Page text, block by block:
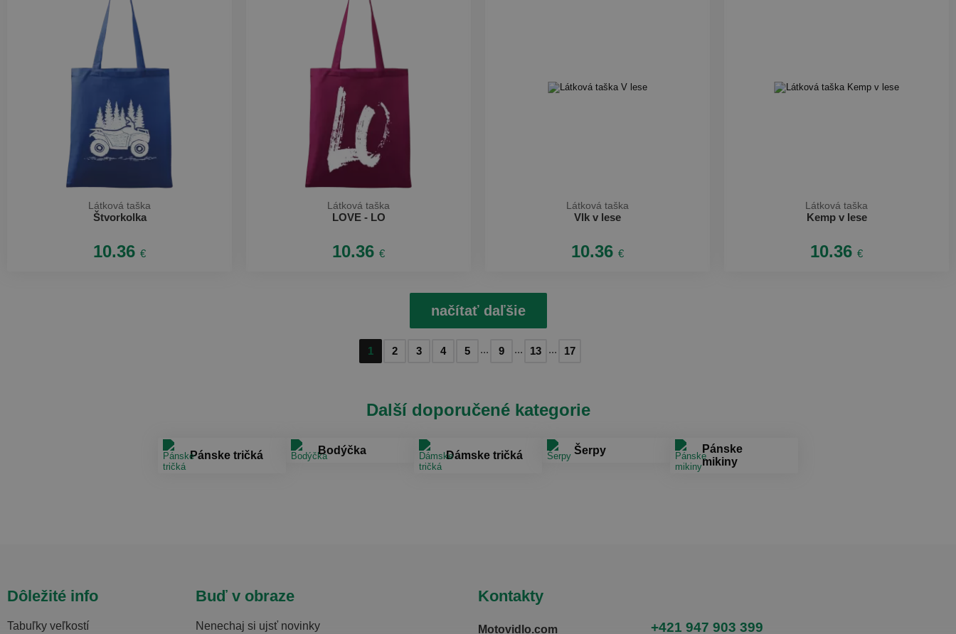
Látková taška
Štvorkolka
10.36 €
Látková taška
LOVE - LO
10.36 €
Látková taška
Vlk v lese
10.36 €
Látková taška
Kemp v lese
10.36 €
načítať daľšie
1 2 3 4 5 ... 9 ... 13 ... 17
Další doporučené kategorie
Pánske tričká Bodýčka Dámske tričká Šerpy
Pánske
mikiny
Dôležité info
Tabuľky veľkostí
Buď v obraze
Nenechaj si ujsť novinky
Kontakty
Motovidlo.com +421 947 903 399